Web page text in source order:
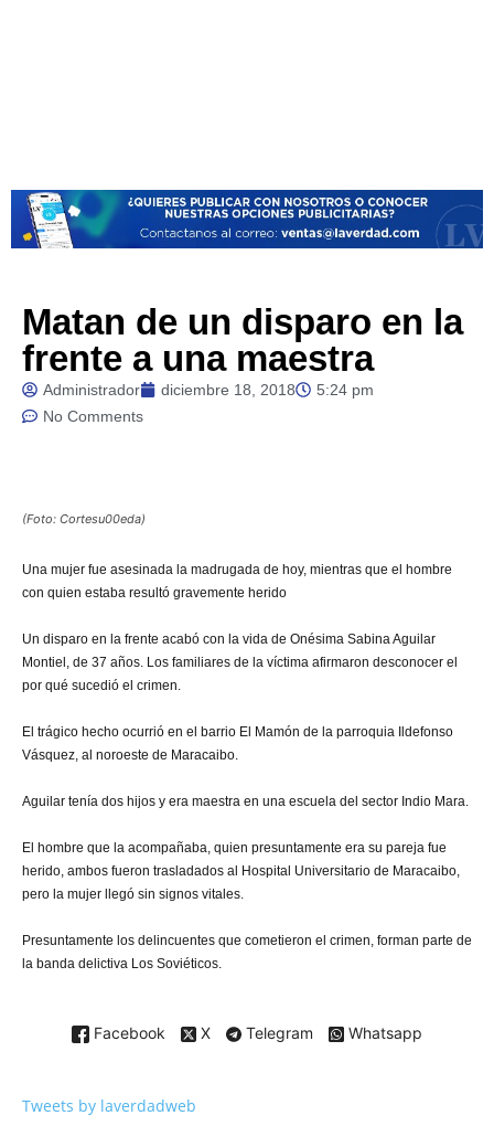
Matan de un disparo en la
frente a una maestra
Administrador diciembre 18, 2018
5:24 pm
No Comments
(Foto: Cortesu00eda)
Una mujer fue asesinada la madrugada de hoy, mientras que el hombre
con quien estaba resultó gravemente herido
Un disparo en la frente acabó con la vida de Onésima Sabina Aguilar
Montiel, de 37 años. Los familiares de la víctima afirmaron desconocer el
por qué sucedió el crimen.
El trágico hecho ocurrió en el barrio El Mamón de la parroquia Ildefonso
Vásquez, al noroeste de Maracaibo.
Aguilar tenía dos hijos y era maestra en una escuela del sector Indio Mara.
El hombre que la acompañaba, quien presuntamente era su pareja fue
herido, ambos fueron trasladados al Hospital Universitario de Maracaibo,
pero la mujer llegó sin signos vitales.
Presuntamente los delincuentes que cometieron el crimen, forman parte de
la banda delictiva Los Soviéticos.
Facebook X Telegram Whatsapp
Tweets by laverdadweb